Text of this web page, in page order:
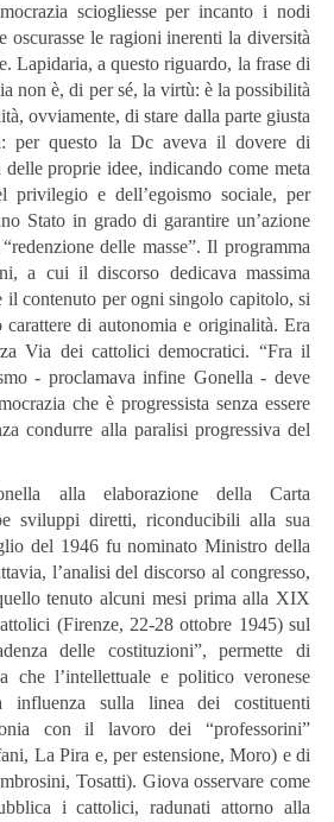
sciogliesse per incanto i nodi
oscurasse le ragioni inerenti la diversità
Lapidaria, a questo riguardo, la frase di
non è, di per sé, la virtù: è la possibilità
ovviamente, di stare dalla parte giusta
per questo la Dc aveva il dovere di
proprie idee, indicando come meta
privilegio e dell’egoismo sociale, per
Stato in grado di garantire un’azione
delle masse”. Il programma
a cui il discorso dedicava massima
il contenuto per ogni singolo capitolo, si
di autonomia e originalità. Era
Via dei cattolici democratici. “Fra il
- proclamava infine Gonella - deve
che è progressista senza essere
condurre alla paralisi progressiva del
alla elaborazione della Carta
sviluppi diretti, riconducibili alla sua
del 1946 fu nominato Ministro della
l’analisi del discorso al congresso,
tenuto alcuni mesi prima alla XIX
(Firenze, 22-28 ottobre 1945) sul
delle costituzioni”, permette di
che l’intellettuale e politico veronese
influenza sulla linea dei costituenti
con il lavoro dei “professorini”
La Pira e, per estensione, Moro) e di
Tosatti). Giova osservare come
i cattolici, radunati attorno alla